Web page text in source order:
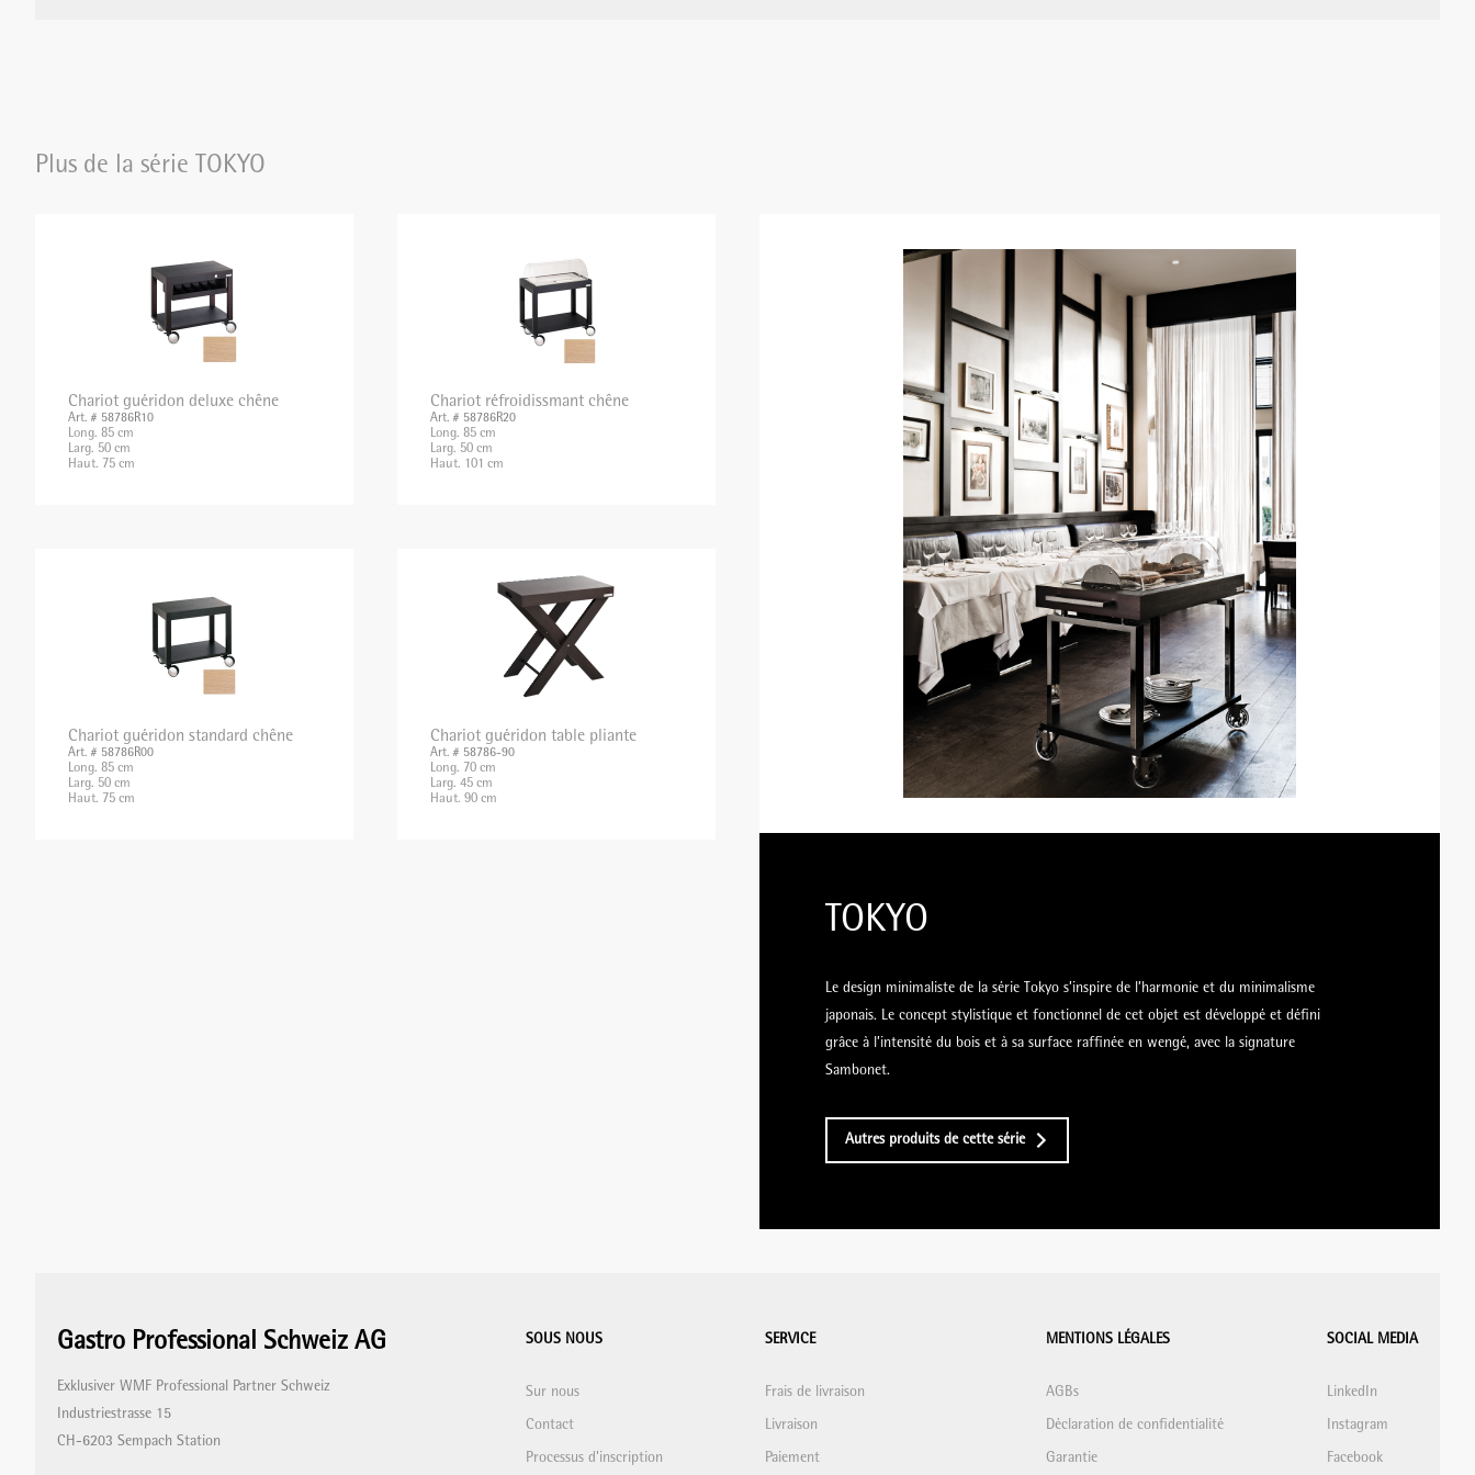
GRILLE-PAIN
BALANCES
APPAREILS CHAUFFANTS
Plus de la série TOKYO
Chariot guéridon deluxe chêne
Art. # 58786R10
Long. 85 cm
Larg. 50 cm
Haut. 75 cm
Chariot réfroidissmant chêne
Art. # 58786R20
Long. 85 cm
Larg. 50 cm
Haut. 101 cm
Chariot guéridon standard chêne
Art. # 58786R00
Long. 85 cm
Larg. 50 cm
Haut. 75 cm
Chariot guéridon table pliante
Art. # 58786-90
Long. 70 cm
Larg. 45 cm
Haut. 90 cm
TOKYO
Le design minimaliste de la série Tokyo s’inspire de l’harmonie et du minimalisme
japonais. Le concept stylistique et fonctionnel de cet objet est développé et défini
grâce à l’intensité du bois et à sa surface raffinée en wengé, avec la signature
Sambonet.
Autres produits de cette série
SOUS NOUS
Sur nous
Contact
Processus d'inscription
SERVICE
Frais de livraison
Livraison
Paiement
MENTIONS LÉGALES
AGBs
Déclaration de confidentialité
Garantie
SOCIAL MEDIA
LinkedIn
Instagram
Facebook
Gastro Professional Schweiz AG
Exklusiver WMF Professional Partner Schweiz
Industriestrasse 15
CH-6203 Sempach Station